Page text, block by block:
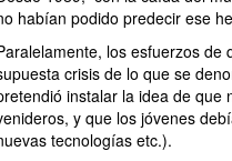
habían podido predecir ese
los esfuerzos de
crisis de lo que se
instalar la idea de que
y que los jóvenes
tecnologías etc.).